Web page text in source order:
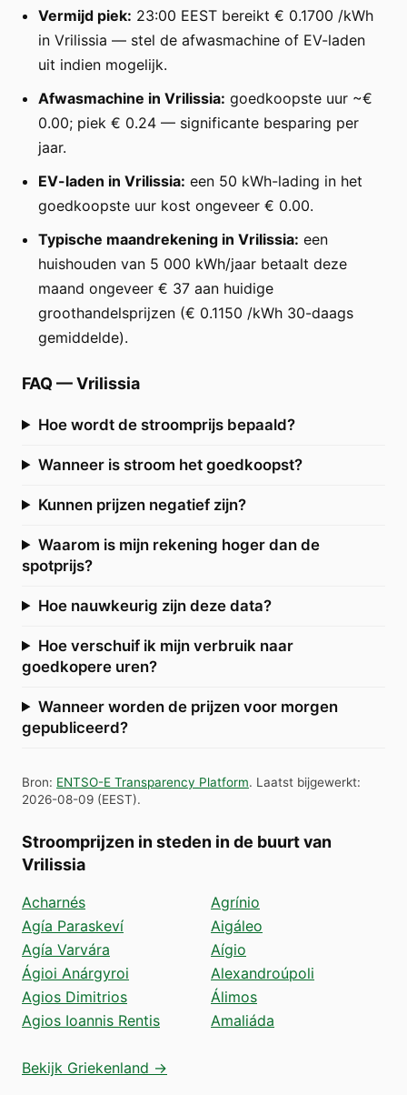
Vermijd piek: 23:00 EEST bereikt € 0.1700 /kWh
in Vrilissia — stel de afwasmachine of EV-laden
uit indien mogelijk.
Afwasmachine in Vrilissia: goedkoopste uur ~€
0.00; piek € 0.24 — significante besparing per
jaar.
EV-laden in Vrilissia: een 50 kWh-lading in het
goedkoopste uur kost ongeveer € 0.00.
Typische maandrekening in Vrilissia: een
huishouden van 5 000 kWh/jaar betaalt deze
maand ongeveer € 37 aan huidige
groothandelsprijzen (€ 0.1150 /kWh 30-daags
gemiddelde).
FAQ —Vrilissia
Hoe wordt de stroomprijs bepaald?
Wanneer is stroom het goedkoopst?
Kunnen prijzen negatief zijn?
Waarom is mijn rekening hoger dan de
spotprijs?
Hoe nauwkeurig zijn deze data?
Hoe verschuif ik mijn verbruik naar
goedkopere uren?
Wanneer worden de prijzen voor morgen
gepubliceerd?
Bron: ENTSO-E Transparency Platform. Laatst bijgewerkt:
2026-08-09 (EEST).
Stroomprijzen in steden in de buurt van
Vrilissia
Acharnés
Agía Paraskeví
Agía Varvára
Ágioi Anárgyroi
Agios Dimitrios
Agios Ioannis Rentis
Agrínio
Aigáleo
Aígio
Alexandroúpoli
Álimos
Amaliáda
Bekijk Griekenland →